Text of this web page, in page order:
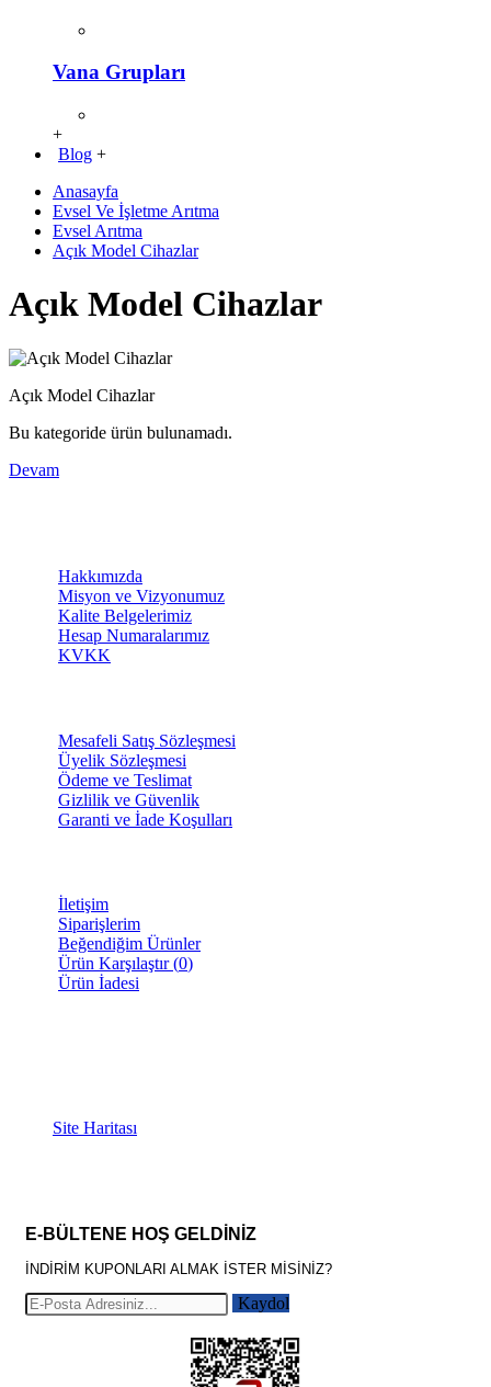
Vana Grupları
+
Blog +
Anasayfa
Evsel Ve İşletme Arıtma
Evsel Arıtma
Açık Model Cihazlar
Açık Model Cihazlar
Açık Model Cihazlar
Bu kategoride ürün bulunamadı.
Devam
Hakkımızda
Misyon ve Vizyonumuz
Kalite Belgelerimiz
Hesap Numaralarımız
KVKK
Mesafeli Satış Sözleşmesi
Üyelik Sözleşmesi
Ödeme ve Teslimat
Gizlilik ve Güvenlik
Garanti ve İade Koşulları
İletişim
Siparişlerim
Beğendiğim Ürünler
Ürün Karşılaştır (0)
Ürün İadesi
Site Haritası
E-BÜLTENE HOŞ GELDİNİZ
İNDİRİM KUPONLARI ALMAK İSTER MİSİNİZ?
Kaydol